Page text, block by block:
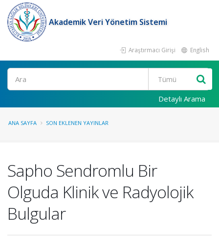
Akademik Veri Yönetim Sistemi
Araştırmacı Girişi English
Ara
Detaylı Arama
ANA SAYFA SON EKLENEN YAYINLAR
Sapho Sendromlu Bir
Olguda Klinik ve Radyolojik
Bulgular